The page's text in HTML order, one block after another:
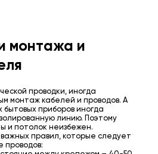
монтажа и
проводки, иногда
монтаж кабелей и проводов. А
приборов иногда
линию. Поэтому
и потолок неизбежен.
правил, которые следует
проводов: